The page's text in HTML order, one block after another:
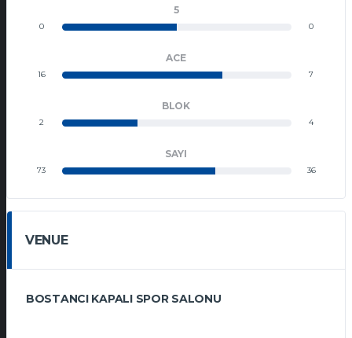
5
0 0
ACE
16 7
BLOK
2 4
SAYI
73 36
VENUE
BOSTANCI KAPALI SPOR SALONU